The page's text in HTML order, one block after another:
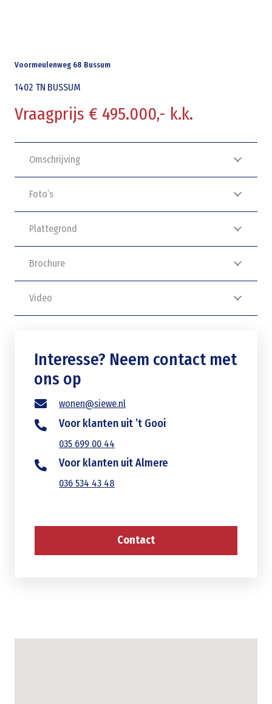
Voormeulenweg 68 Bussum
1402 TN BUSSUM
Vraagprijs € 495.000,- k.k.
Omschrijving
Foto’s
Plattegrond
Brochure
Video
Interesse? Neem contact met
ons op
wonen@siewe.nl
Voor klanten uit ’t Gooi
035 699 00 44
Voor klanten uit Almere
036 534 43 48
Contact